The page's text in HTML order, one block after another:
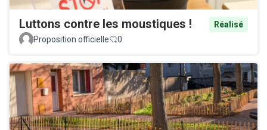
Luttons contre les moustiques !
Réalisé
Proposition officielle
0